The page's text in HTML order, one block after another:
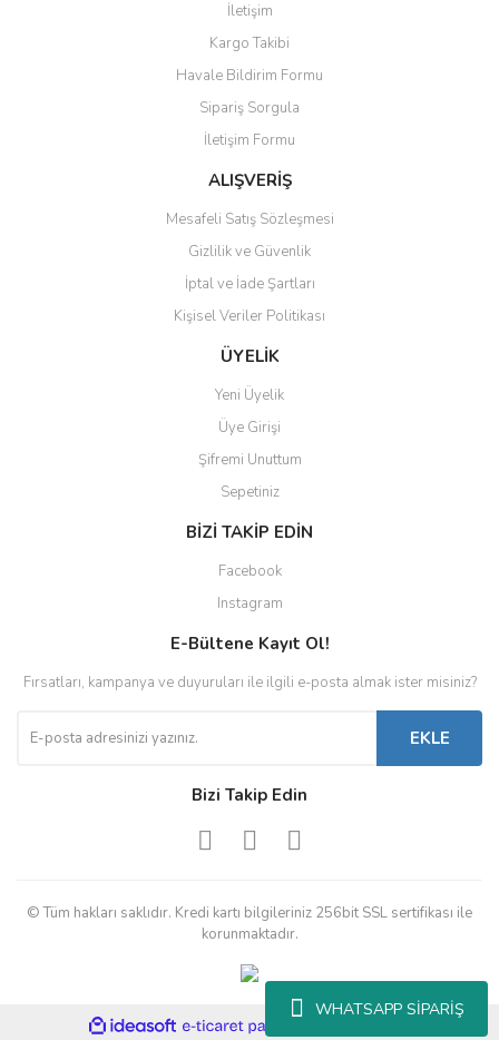
WHATSAPP SİPARİŞ
İletişim
Kargo Takibi
Havale Bildirim Formu
Sipariş Sorgula
İletişim Formu
ALIŞVERİŞ
Mesafeli Satış Sözleşmesi
Gizlilik ve Güvenlik
İptal ve İade Şartları
Kişisel Veriler Politikası
ÜYELİK
Yeni Üyelik
Üye Girişi
Şifremi Unuttum
Sepetiniz
BİZİ TAKİP EDİN
Facebook
Instagram
E-Bültene Kayıt Ol!
Fırsatları, kampanya ve duyuruları ile ilgili e-posta almak ister misiniz?
EKLE
Bizi Takip Edin
© Tüm hakları saklıdır. Kredi kartı bilgileriniz 256bit SSL sertifikası ile
korunmaktadır.
ideasoft